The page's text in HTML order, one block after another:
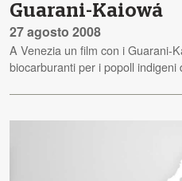
Guarani-Kaiowá
27 agosto 2008
A Venezia un film con i Guarani-
biocarburanti per i popoll indigeni